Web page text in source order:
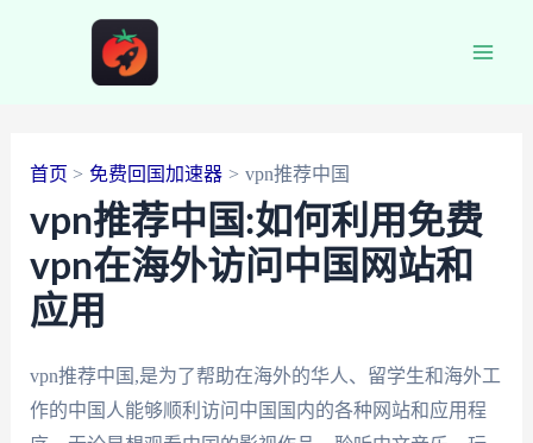
首页 免费回国加速器 vpn推荐中国
vpn推荐中国:如何利用免费
vpn在海外访问中国网站和
应用
vpn推荐中国,是为了帮助在海外的华人、留学生和海外工
作的中国人能够顺利访问中国国内的各种网站和应用程